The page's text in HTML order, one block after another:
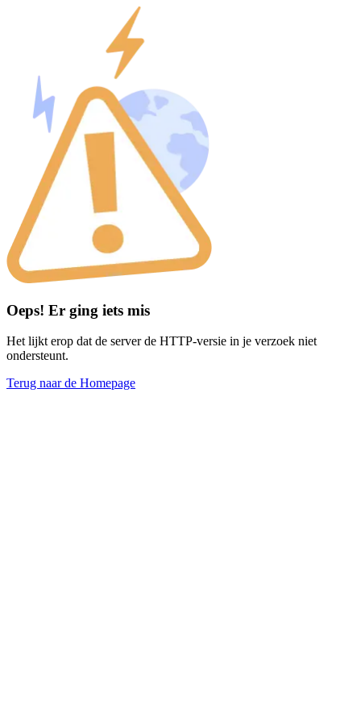
Oeps! Er ging iets mis
Het lijkt erop dat de server de HTTP-versie in je verzoek niet
ondersteunt.
Terug naar de Homepage